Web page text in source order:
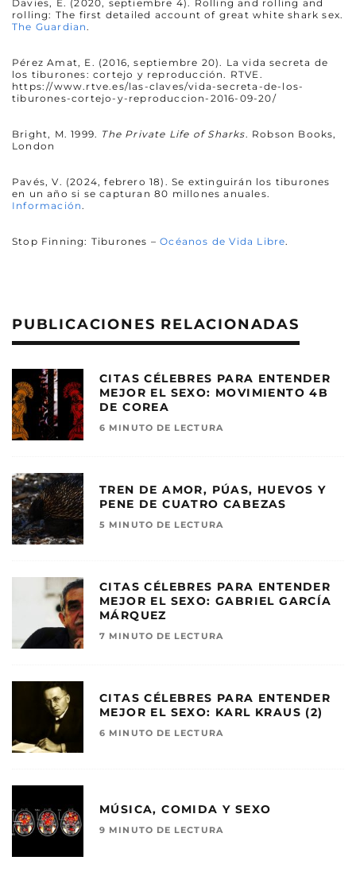
Davies, E. (2020, septiembre 4). Rolling and rolling and
rolling: The first detailed account of great white shark sex.
The Guardian .
Pérez Amat, E. (2016, septiembre 20). La vida secreta de
los tiburones: cortejo y reproducción. RTVE.
https://www.rtve.es/las-claves/vida-secreta-de-los-
tiburones-cortejo-y-reproduccion-2016-09-20/
Bright, M. 1999. The Private Life of Sharks. Robson Books,
London
Pavés, V. (2024, febrero 18). Se extinguirán los tiburones
en un año si se capturan 80 millones anuales.
Información .
Stop Finning: Tiburones –Océanos de Vida Libre.
PUBLICACIONES RELACIONADAS
CITAS CÉLEBRES PARA ENTENDER
MEJOR EL SEXO: MOVIMIENTO 4B
DE COREA
6 MINUTO DE LECTURA
TREN DE AMOR, PÚAS, HUEVOS Y
PENE DE CUATRO CABEZAS
5 MINUTO DE LECTURA
CITAS CÉLEBRES PARA ENTENDER
MEJOR EL SEXO: GABRIEL GARCÍA
MÁRQUEZ
7 MINUTO DE LECTURA
CITAS CÉLEBRES PARA ENTENDER
MEJOR EL SEXO: KARL KRAUS (2)
6 MINUTO DE LECTURA
MÚSICA, COMIDA Y SEXO
9 MINUTO DE LECTURA